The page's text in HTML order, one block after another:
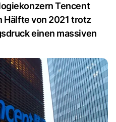
Tencent
Hälfte von 2021 trotz
einen massiven